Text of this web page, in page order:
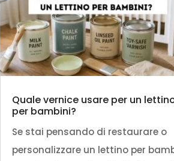
Quale vernice usare per un
per bambini?
Se stai pensando di restaurare o
personalizzare un lettino per